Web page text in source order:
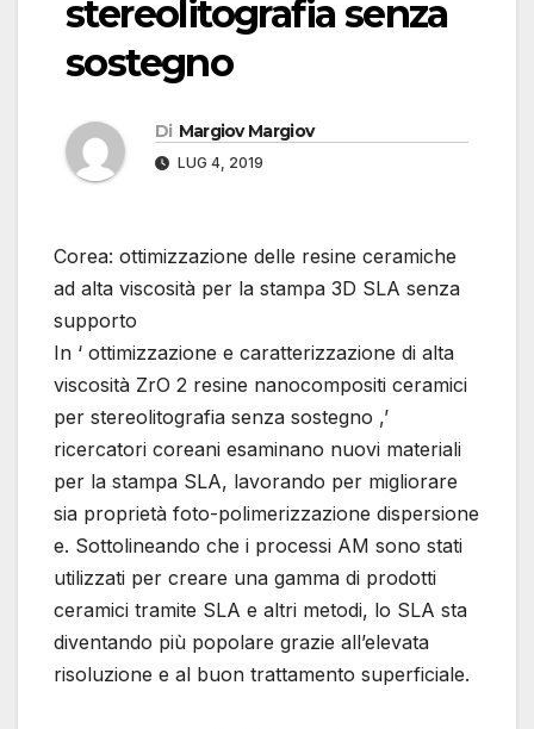
stereolitografia senza
sostegno
Di Margiov Margiov
LUG 4, 2019
Corea: ottimizzazione delle resine ceramiche
ad alta viscosità per la stampa 3D SLA senza
supporto
In ‘ ottimizzazione e caratterizzazione di alta
viscosità ZrO 2 resine nanocompositi ceramici
per stereolitografia senza sostegno ,’
ricercatori coreani esaminano nuovi materiali
per la stampa SLA, lavorando per migliorare
sia proprietà foto-polimerizzazione dispersione
e. Sottolineando che i processi AM sono stati
utilizzati per creare una gamma di prodotti
ceramici tramite SLA e altri metodi, lo SLA sta
diventando più popolare grazie all’elevata
risoluzione e al buon trattamento superficiale.